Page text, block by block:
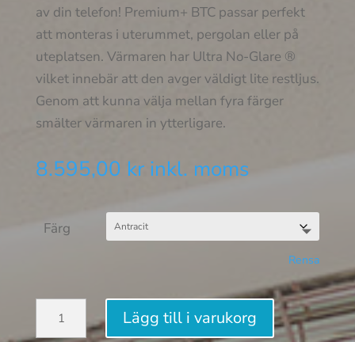
av din telefon! Premium+ BTC passar perfekt
att monteras i uterummet, pergolan eller på
uteplatsen. Värmaren har Ultra No-Glare ®
vilket innebär att den avger väldigt lite restljus.
Genom att kunna välja mellan fyra färger
smälter värmaren in ytterligare.
8.595,00 kr inkl. moms
Färg
Rensa
PREMIUM+
Lägg till i varukorg